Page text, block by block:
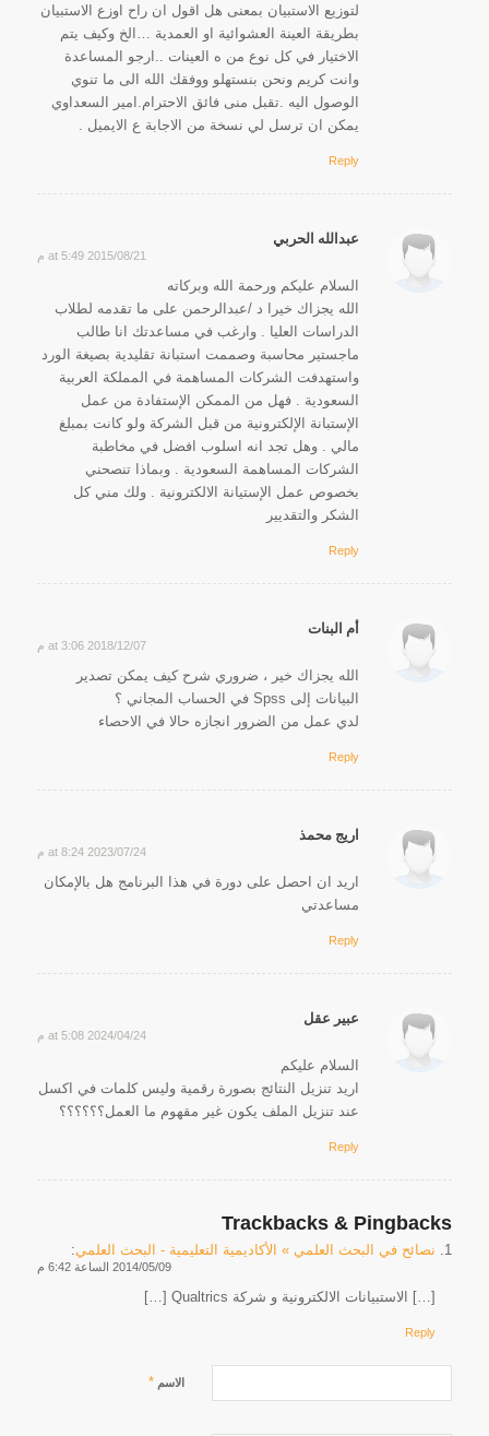
لتوزيع الاستبيان بمعنى هل اقول ان راح اوزع الاستبيان
بطريقة العينة العشوائية او العمدية …الخ وكيف يتم
الاختيار في كل نوع من ه العينات ..ارجو المساعدة
وانت كريم ونحن بنستهلو ووفقك الله الى ما تنوي
الوصول اليه .تقبل منى فائق الاحترام.امير السعداوي
يمكن ان ترسل لي نسخة من الاجابة ع الايميل .
Reply
عبدالله الحربي
2015/08/21 at 5:49 م
السلام عليكم ورحمة الله وبركاته
الله يجزاك خيرا د /عبدالرحمن على ما تقدمه لطلاب
الدراسات العليا . وارغب في مساعدتك انا طالب
ماجستير محاسبة وصممت استبانة تقليدية بصيغة الورد
واستهدفت الشركات المساهمة في المملكة العربية
السعودية . فهل من الممكن الإستفادة من عمل
الإستبانة الإلكترونية من قبل الشركة ولو كانت بمبلغ
مالي . وهل تجد انه اسلوب افضل في مخاطبة
الشركات المساهمة السعودية . وبماذا تنصحني
بخصوص عمل الإستيانة الالكترونية . ولك مني كل
الشكر والتقديير
Reply
أم البنات
2018/12/07 at 3:06 م
الله يجزاك خير ، ضروري شرح كيف يمكن تصدير
البيانات إلى Spss في الحساب المجاني ؟
لدي عمل من الضرور انجازه حالا في الاحصاء
Reply
اريج محمذ
2023/07/24 at 8:24 م
اريد ان احصل على دورة في هذا البرنامج هل بالإمكان
مساعدتي
Reply
عبير عقل
2024/04/24 at 5:08 م
السلام عليكم
اريد تنزيل النتائج بصورة رقمية وليس كلمات في اكسل
عند تنزيل الملف يكون غير مقهوم ما العمل؟؟؟؟؟؟
Reply
Trackbacks & Pingbacks
نصائح في البحث العلمي » الأكاديمية التعليمية - البحث العلمي:
2014/05/09 الساعة 6:42 م
[…] الاستبيانات الالكترونية و شركة Qualtrics […]
Reply
الاسم *